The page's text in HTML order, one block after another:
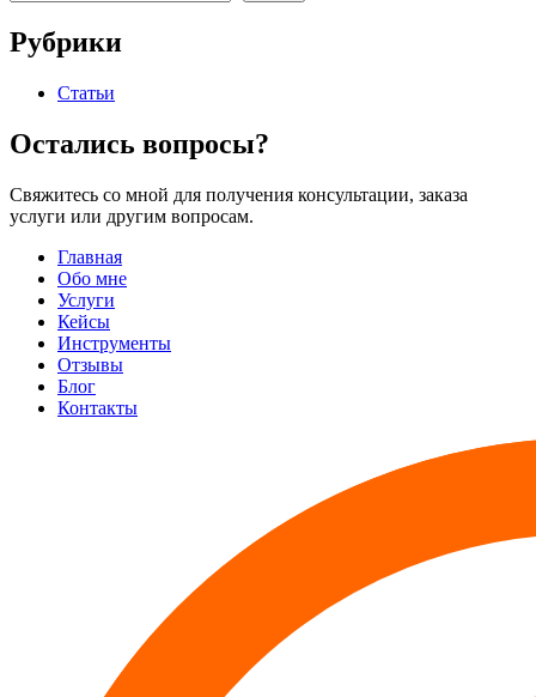
Рубрики
Статьи
Остались вопросы?
Свяжитесь со мной для получения консультации, заказа
услуги или другим вопросам.
Главная
Обо мне
Услуги
Кейсы
Инструменты
Отзывы
Блог
Контакты